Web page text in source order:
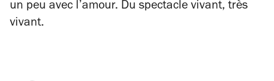
un peu avec l’amour. Du spectacle vivant, très
vivant.